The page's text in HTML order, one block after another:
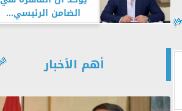
الضامن الرئيسي...
أهم الأخبار